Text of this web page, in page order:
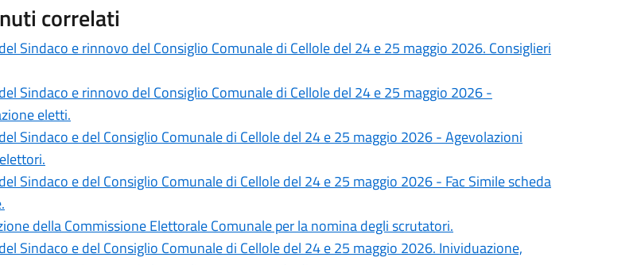
correlati
Sindaco e rinnovo del Consiglio Comunale di Cellole del 24 e 25 maggio 2026. Consiglieri
Sindaco e rinnovo del Consiglio Comunale di Cellole del 24 e 25 maggio 2026 -
eletti.
Sindaco e del Consiglio Comunale di Cellole del 24 e 25 maggio 2026 - Agevolazioni
Sindaco e del Consiglio Comunale di Cellole del 24 e 25 maggio 2026 - Fac Simile scheda
della Commissione Elettorale Comunale per la nomina degli scrutatori.
Sindaco e del Consiglio Comunale di Cellole del 24 e 25 maggio 2026. Inividuazione,